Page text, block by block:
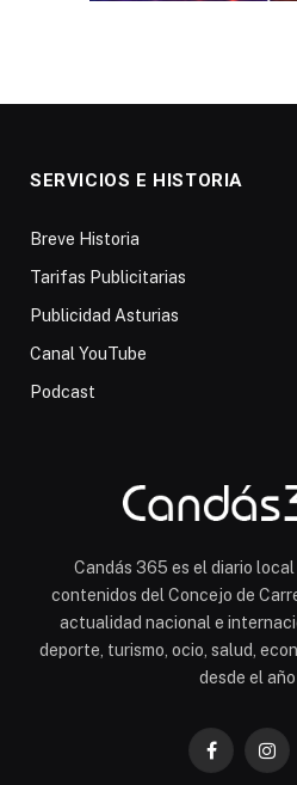
SERVICIOS E HISTORIA
Breve Historia
Tarifas Publicitarias
Publicidad Asturias
Canal YouTube
Podcast
Candás 365 es el diario
contenidos del Concejo de
actualidad nacional e
deporte, turismo, ocio, salud,
desde el
Facebook